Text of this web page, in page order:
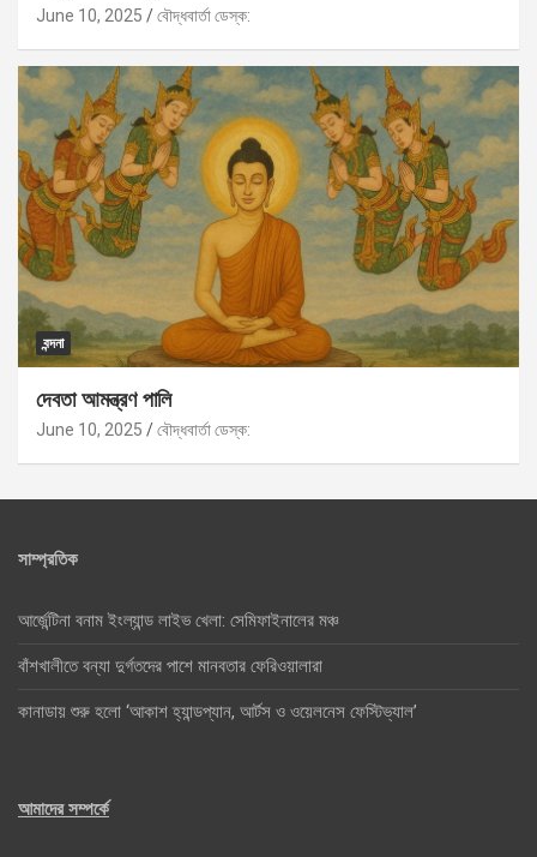
June 10, 2025 বৌদ্ধবার্তা ডেস্ক:
বন্দনা
দেবতা আমন্ত্রণ পালি
June 10, 2025 বৌদ্ধবার্তা ডেস্ক:
সাম্প্রতিক
আর্জেন্টিনা বনাম ইংল্যান্ড লাইভ খেলা: সেমিফাইনালের মঞ্চ
বাঁশখালীতে বন্যা দুর্গতদের পাশে মানবতার ফেরিওয়ালারা
কানাডায় শুরু হলো ‘আকাশ হ্যান্ডপ্যান, আর্টস ও ওয়েলনেস ফেস্টিভ্যাল’
আমাদের সম্পর্কে